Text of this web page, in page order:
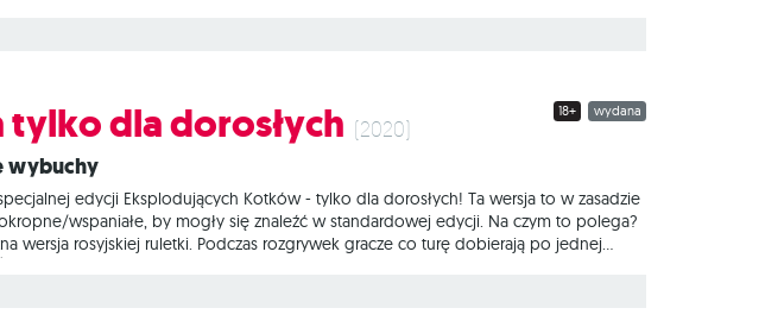
wydana
18+
tylko dla dorosłych (2020)
wybuchy
edycji Eksplodujących Kotków - tylko dla dorosłych! Ta wersja to w zasadzie
wspaniałe, by mogły się znaleźć w standardowej edycji. Na czym to polega?
wersja rosyjskiej ruletki. Podczas rozgrywek gracze co turę dobierają po jednej